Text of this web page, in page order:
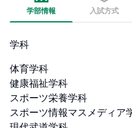
学部情報 入試方式
学科
体育学科
健康福祉学科
スポーツ栄養学科
スポーツ情報マスメディア